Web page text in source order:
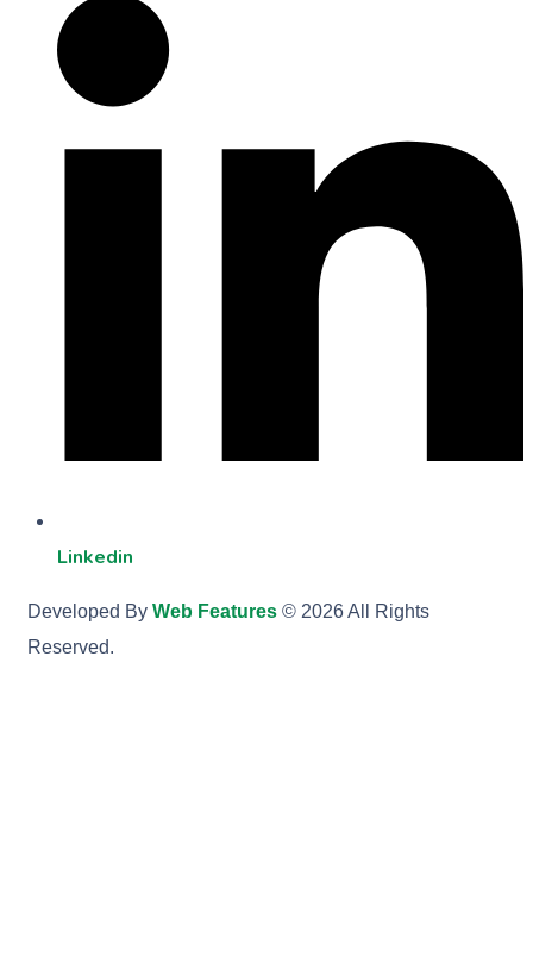
Linkedin
Developed By Web Features © 2026 All Rights
Reserved.